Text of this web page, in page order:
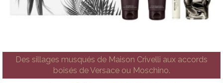
Des sillages musqués de Maison Crivelli aux accords
boisés de Versace ou Moschino.